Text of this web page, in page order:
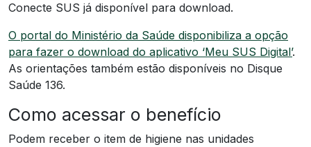
Conecte SUS já disponível para download.
O portal do Ministério da Saúde disponibiliza a opção
para fazer o download do aplicativo ‘Meu SUS Digital’.
As orientações também estão disponíveis no Disque
Saúde 136.
Como acessar o benefício
Podem receber o item de higiene nas unidades